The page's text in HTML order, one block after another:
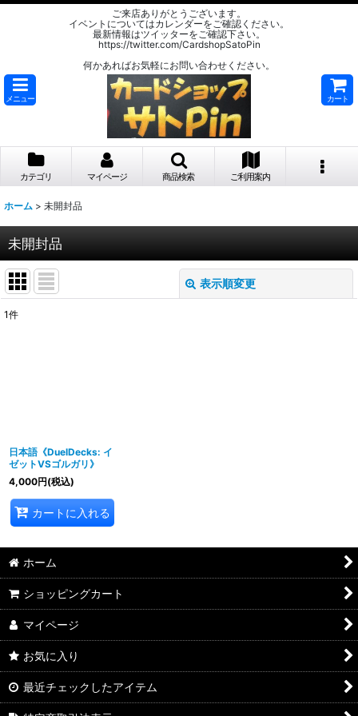
ご来店ありがとうございます。
イベントについてはカレンダーをご確認ください。
最新情報はツイッターをご確認下さい。
https://twitter.com/CardshopSatoPin
何かあればお気軽にお問い合わせください。
メニュー カート
カテゴリ マイページ 商品検索 ご利用案内
ホーム > 未開封品
未開封品
表示順変更
1件
日本語《DuelDecks: イ
ゼットVSゴルガリ》
4,000円(税込)
カートに入れる
ホーム
ショッピングカート
マイページ
お気に入り
最近チェックしたアイテム